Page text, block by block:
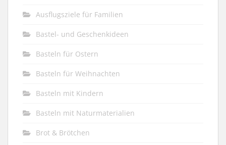
Ausflugsziele für Familien
Bastel- und Geschenkideen
Basteln für Ostern
Basteln für Weihnachten
Basteln mit Kindern
Basteln mit Naturmaterialien
Brot & Brötchen